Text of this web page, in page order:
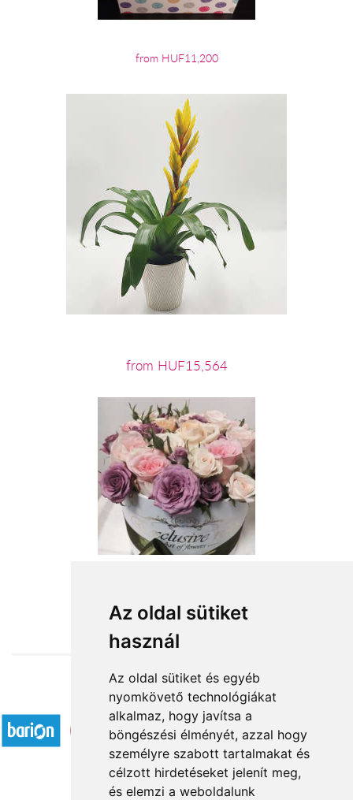
Az oldal sütiket
használ
Az oldal sütiket és egyéb
nyomkövető technológiákat
alkalmaz, hogy javítsa a
böngészési élményét, azzal hogy
személyre szabott tartalmakat és
célzott hirdetéseket jelenít meg,
és elemzi a weboldalunk
from HUF11,200
from HUF15,564
Accepted payment methods